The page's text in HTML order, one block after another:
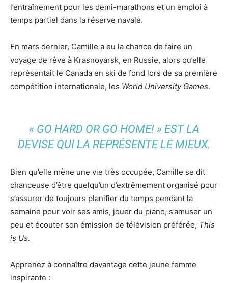
l’entraînement pour les demi-marathons et un emploi à
temps partiel dans la réserve navale.
En mars dernier, Camille a eu la chance de faire un
voyage de rêve à Krasnoyarsk, en Russie, alors qu’elle
représentait le Canada en ski de fond lors de sa première
compétition internationale, les World University Games.
« GO HARD OR GO HOME! » EST LA
DEVISE QUI LA REPRÉSENTE LE MIEUX.
Bien qu’elle mène une vie très occupée, Camille se dit
chanceuse d’être quelqu’un d’extrêmement organisé pour
s’assurer de toujours planifier du temps pendant la
semaine pour voir ses amis, jouer du piano, s’amuser un
peu et écouter son émission de télévision préférée, This
is Us.
Apprenez à connaître davantage cette jeune femme
inspirante :